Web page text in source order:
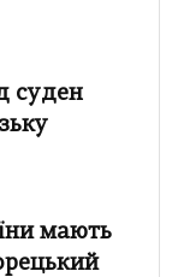
суден
мають